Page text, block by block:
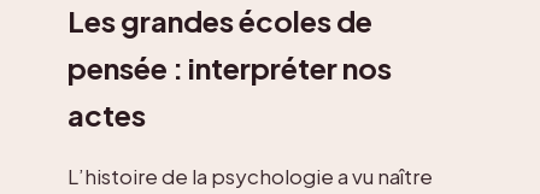
Les grandes écoles de
pensée : interpréter nos
actes
L’histoire de la psychologie a vu naître